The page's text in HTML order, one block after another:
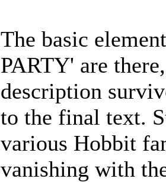
The basic
PARTY' are
description
to the final text.
various Hobbit
vanishing with